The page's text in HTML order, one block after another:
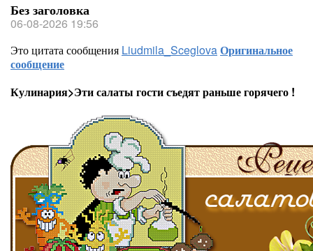
Без заголовка
06-08-2026 19:56
Это цитата сообщения Liudmila_SceglovaОригинальное
сообщение
Кулинария>Эти салаты гости съедят раньше горячего !